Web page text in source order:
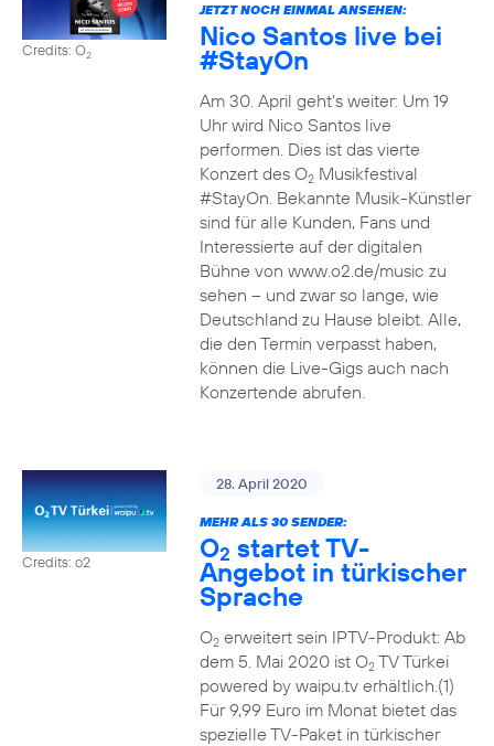
Credits: O2
JETZT NOCH EINMAL ANSEHEN:
Nico Santos live bei
#StayOn
Am 30. April geht’s weiter: Um 19
Uhr wird Nico Santos live
performen. Dies ist das vierte
Konzert des O2Musikfestival
#StayOn. Bekannte Musik-Künstler
sind für alle Kunden, Fans und
Interessierte auf der digitalen
Bühne von www.o2.de/music zu
sehen – und zwar so lange, wie
Deutschland zu Hause bleibt. Alle,
die den Termin verpasst haben,
können die Live-Gigs auch nach
Konzertende abrufen.
Credits: o2
28. April 2020
MEHR ALS 30 SENDER:
O2 startet TV-
Angebot in türkischer
Sprache
O2erweitert sein IPTV-Produkt: Ab
dem 5. Mai 2020 ist O2TV Türkei
powered by waipu.tv erhältlich.(1)
Für 9,99 Euro im Monat bietet das
spezielle TV-Paket in türkischer